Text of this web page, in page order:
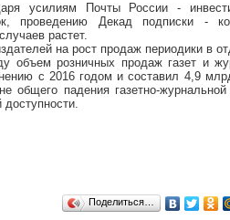
усилиям Почты России -
проведению Декад подписки -
растет.
на рост продаж периодики в
объем розничных продаж газет и
с 2016 годом и составил 4,9
общего падения газетно-журнальной
Поделиться…